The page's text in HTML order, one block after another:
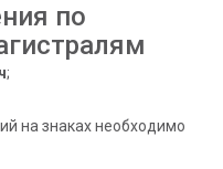
по
;
на знаках необходимо